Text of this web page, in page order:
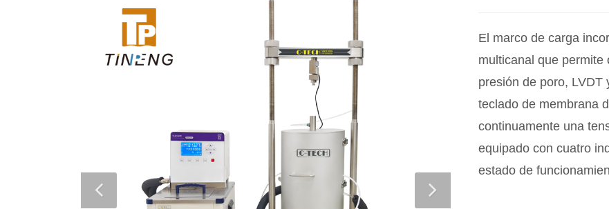
El marco de carga
multicanal que
presión de poro, LVDT
teclado de membrana
continuamente una
equipado con cuatro
estado de